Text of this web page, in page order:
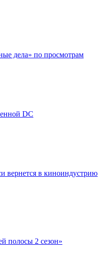
дела» по просмотрам
DC
вернется в киноиндустрию
полосы 2 сезон»